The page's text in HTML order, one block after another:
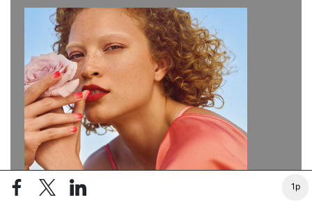
1p
dm Élménytér: izgalmas utazás a